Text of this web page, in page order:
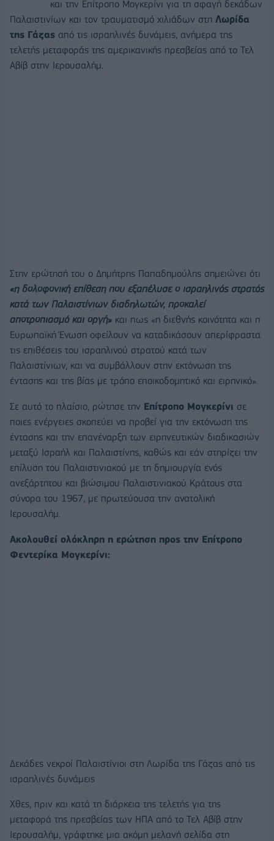
και την Επίτροπο Μογκερίνι για τη σφαγή δεκάδων
Παλαιστινίων και τον τραυματισμό χιλιάδων στη Λωρίδα
της Γάζας από τις ισραηλινές δυνάμεις, ανήμερα της
τελετής μεταφοράς της αμερικανικής πρεσβείας από το Τελ
Αβίβ στην Ιερουσαλήμ.
Στην ερώτησή του ο Δημήτρης Παπαδημούλης σημειώνει ότι
«η δολοφονική επίθεση που εξαπέλυσε ο ισραηλινός στρατός
κατά των Παλαιστίνιων διαδηλωτών, προκαλεί
αποτροπιασμό και οργή» και πως «η διεθνής κοινότητα και η
Ευρωπαϊκή Ένωση οφείλουν να καταδικάσουν απερίφραστα
τις επιθέσεις του ισραηλινού στρατού κατά των
Παλαιστίνιων, και να συμβάλλουν στην εκτόνωση της
έντασης και της βίας με τρόπο εποικοδομητικό και ειρηνικό».
Σε αυτό το πλαίσιο, ρώτησε την Επίτροπο Μογκερίνι σε
ποιες ενέργειες σκοπεύει να προβεί για την εκτόνωση της
έντασης και την επανέναρξη των ειρηνευτικών διαδικασιών
μεταξύ Ισραήλ και Παλαιστίνης, καθώς και εάν στηρίζει την
επίλυση του Παλαιστινιακού με τη δημιουργία ενός
ανεξάρτητου και βιώσιμου Παλαιστινιακού Κράτους στα
σύνορα του 1967, με πρωτεύουσα την ανατολική
Ιερουσαλήμ.
Ακολουθεί ολόκληρη η ερώτηση προς την Επίτροπο
Φεντερίκα Μογκερίνι:
Δεκάδες νεκροί Παλαιστίνιοι στη Λωρίδα της Γάζας από τις
ισραηλινές δυνάμεις
Χθες, πριν και κατά τη διάρκεια της τελετής για της
μεταφορά της πρεσβείας των ΗΠΑ από το Τελ Αβίβ στην
Ιερουσαλήμ, γράφτηκε μια ακόμη μελανή σελίδα στη